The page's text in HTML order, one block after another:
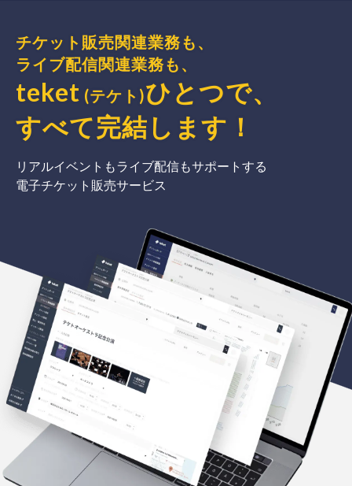
チケット販売関連業務も、
ライブ配信関連業務も、
teket (テケト)ひとつで、
すべて完結 します ！
リアルイベントもライブ配信もサポートする
電子チケット販売サービス